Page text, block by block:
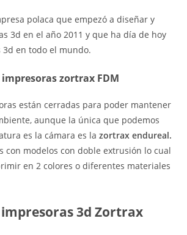
polaca que empezó a diseñar y
3d en el año 2011 y que ha día de hoy
en todo el mundo.
zortrax FDM
están cerradas para poder mantener
aunque la única que podemos
es la cámara es lazortrax endureal.
con modelos con doble extrusión lo cual
en 2 colores o diferentes materiales
impresoras 3d Zortrax